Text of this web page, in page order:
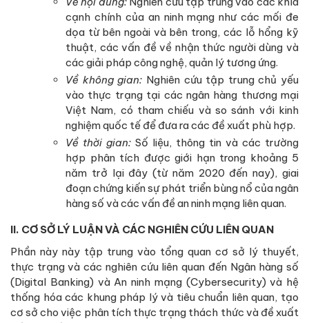
cạnh chính của an ninh mạng như các mối đe
dọa từ bên ngoài và bên trong, các lỗ hổng kỹ
thuật, các vấn đề về nhận thức người dùng và
các giải pháp công nghệ, quản lý tương ứng.
Về không gian: Nghiên cứu tập trung chủ yếu
vào thực trạng tại các ngân hàng thương mại
Việt Nam, có tham chiếu và so sánh với kinh
nghiệm quốc tế để đưa ra các đề xuất phù hợp.
Về thời gian: Số liệu, thông tin và các trường
hợp phân tích được giới hạn trong khoảng 5
năm trở lại đây (từ năm 2020 đến nay), giai
đoạn chứng kiến sự phát triển bùng nổ của ngân
hàng số và các vấn đề an ninh mạng liên quan.
II. CƠ SỞ LÝ LUẬN VÀ CÁC NGHIÊN CỨU LIÊN QUAN
Phần này này tập trung vào tổng quan cơ sở lý thuyết,
thực trạng và các nghiên cứu liên quan đến Ngân hàng số
(Digital Banking) và An ninh mạng (Cybersecurity) và hệ
thống hóa các khung pháp lý và tiêu chuẩn liên quan, tạo
cơ sở cho việc phân tích thực trạng thách thức và đề xuất